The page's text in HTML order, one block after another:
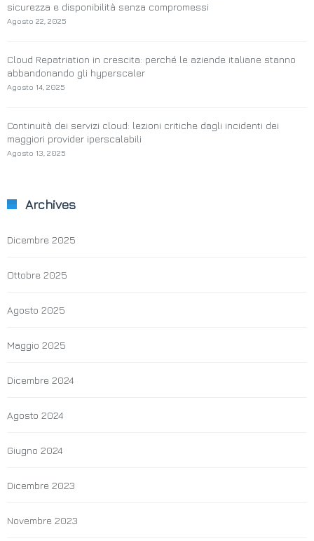
sicurezza e disponibilità senza compromessi
Agosto 22, 2025
Cloud Repatriation in crescita: perché le aziende italiane stanno
abbandonando gli hyperscaler
Agosto 14, 2025
Continuità dei servizi cloud: lezioni critiche dagli incidenti dei
maggiori provider iperscalabili
Agosto 13, 2025
Archives
Dicembre 2025
Ottobre 2025
Agosto 2025
Maggio 2025
Dicembre 2024
Agosto 2024
Giugno 2024
Dicembre 2023
Novembre 2023